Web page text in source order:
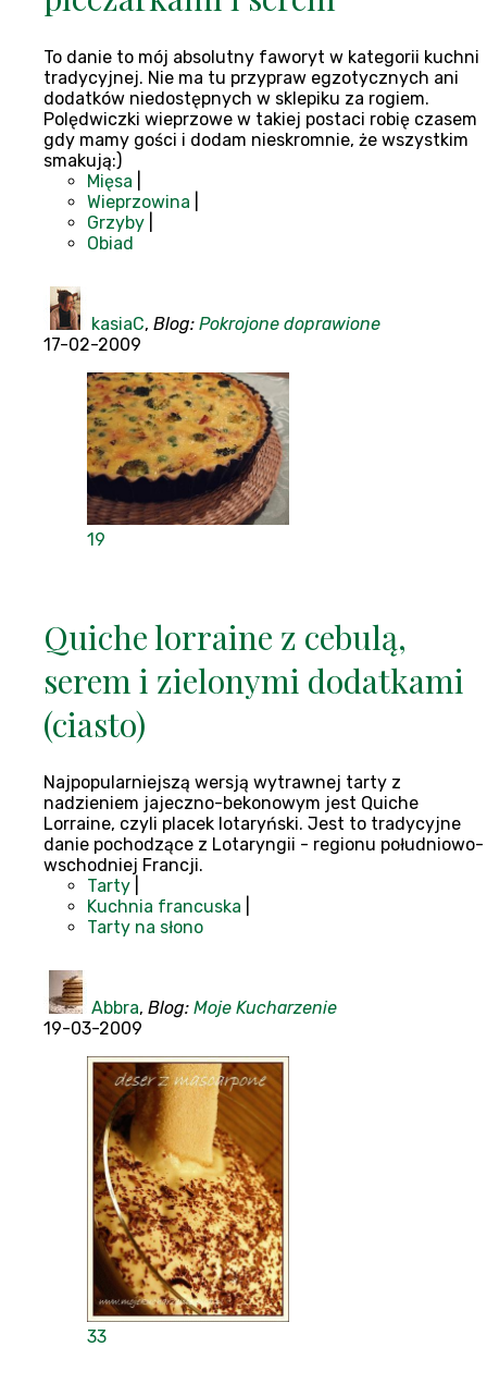
To danie to mój absolutny faworyt w kategorii kuchni
tradycyjnej. Nie ma tu przypraw egzotycznych ani
dodatków niedostępnych w sklepiku za rogiem.
Polędwiczki wieprzowe w takiej postaci robię czasem
gdy mamy gości i dodam nieskromnie, że wszystkim
smakują:)
Mięsa
Wieprzowina
Grzyby
Obiad
kasiaC, Blog: Pokrojone doprawione
17-02-2009
19
Quiche lorraine z cebulą,
serem i zielonymi dodatkami
(ciasto)
Najpopularniejszą wersją wytrawnej tarty z
nadzieniem jajeczno-bekonowym jest Quiche
Lorraine, czyli placek lotaryński. Jest to tradycyjne
danie pochodzące z Lotaryngii - regionu południowo-
wschodniej Francji.
Tarty
Kuchnia francuska
Tarty na słono
Abbra, Blog: Moje Kucharzenie
19-03-2009
33